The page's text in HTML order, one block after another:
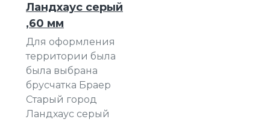
Ландхаус серый
,60 мм
Для оформления
территории была
была выбрана
брусчатка Браер
Старый город
Ландхаус серый